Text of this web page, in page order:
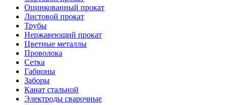
Оцинкованный прокат
Листовой прокат
Трубы
Нержавеющий прокат
Цветные металлы
Проволока
Сетка
Габионы
Заборы
Канат стальной
Электроды сварочные